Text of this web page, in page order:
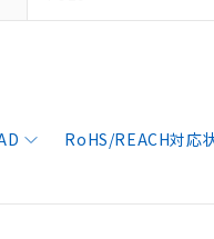
RoHS/REACH対応